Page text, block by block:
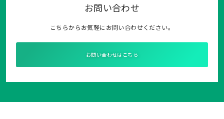
お問い合わせ
こちらからお気軽にお問い合わせください。
お問い合わせはこちら